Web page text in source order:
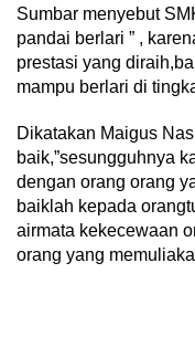
Sumbar menyebut
pandai berlari ” ,
prestasi yang
mampu berlari di
Dikatakan Maigus
baik,”sesungguhnya
dengan orang orang
baiklah kepada
airmata kekecewaan
orang yang